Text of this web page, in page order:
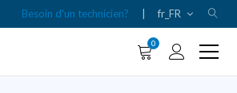
Besoin d'un technicien? fr_FR
0